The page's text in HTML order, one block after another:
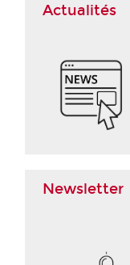
Actualités
Newsletter